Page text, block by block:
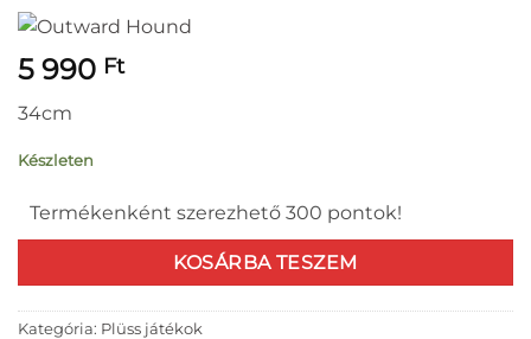
5 990 Ft
34cm
Készleten
Termékenként szerezhető 300 pontok!
KOSÁRBA TESZEM
Kategória: Plüss játékok